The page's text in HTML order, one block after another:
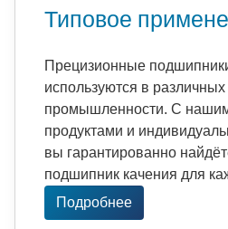
Типовое
Прецизионные
используются в различных
промышленности. С
продуктами и
вы гарантированно
подшипник качения для
Подробнее